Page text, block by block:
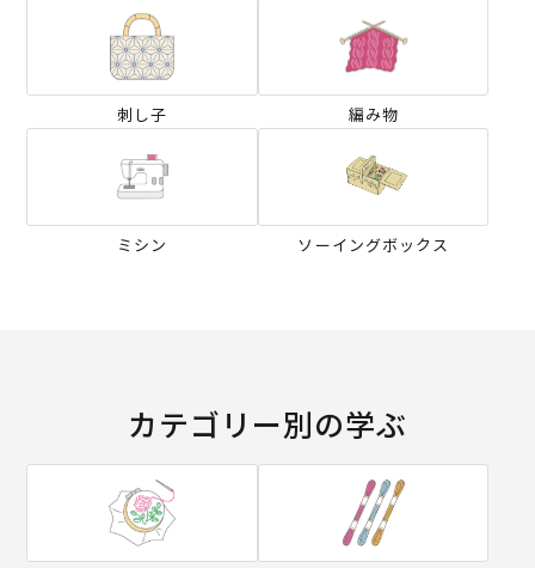
刺し子 編み物
ミシン ソーイングボックス
カテゴリー別の学ぶ